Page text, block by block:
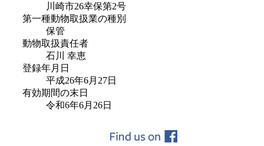
川崎市26幸保第2号
第一種動物取扱業の種別
保管
動物取扱責任者
石川 幸恵
登録年月日
平成26年6月27日
有効期間の末日
令和6年6月26日